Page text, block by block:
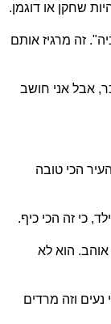
שחקן או דוגמן.
זה מרגיז אותם
אבל אני חושב
הכי טובה
כי זה הכי כיף.
אוהב. הוא לא
וזה מרדים